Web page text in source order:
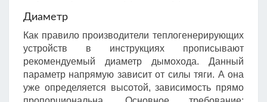
Диаметр
Как правило производители теплогенерирующих
устройств в инструкциях прописывают
рекомендуемый диаметр дымохода. Данный
параметр напрямую зависит от силы тяги. А она
уже определяется высотой, зависимость прямо